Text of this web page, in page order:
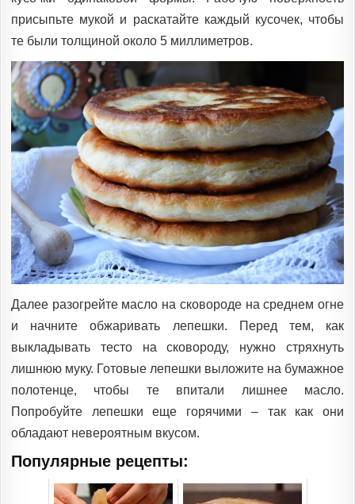
присыпьте мукой и раскатайте каждый кусочек, чтобы
те были толщиной около 5 миллиметров.
Далее разогрейте масло на сковороде на среднем огне
и начните обжаривать лепешки. Перед тем, как
выкладывать тесто на сковороду, нужно стряхнуть
лишнюю муку. Готовые лепешки выложите на бумажное
полотенце, чтобы те впитали лишнее масло.
Попробуйте лепешки еще горячими – так как они
обладают невероятным вкусом.
Популярные рецепты: